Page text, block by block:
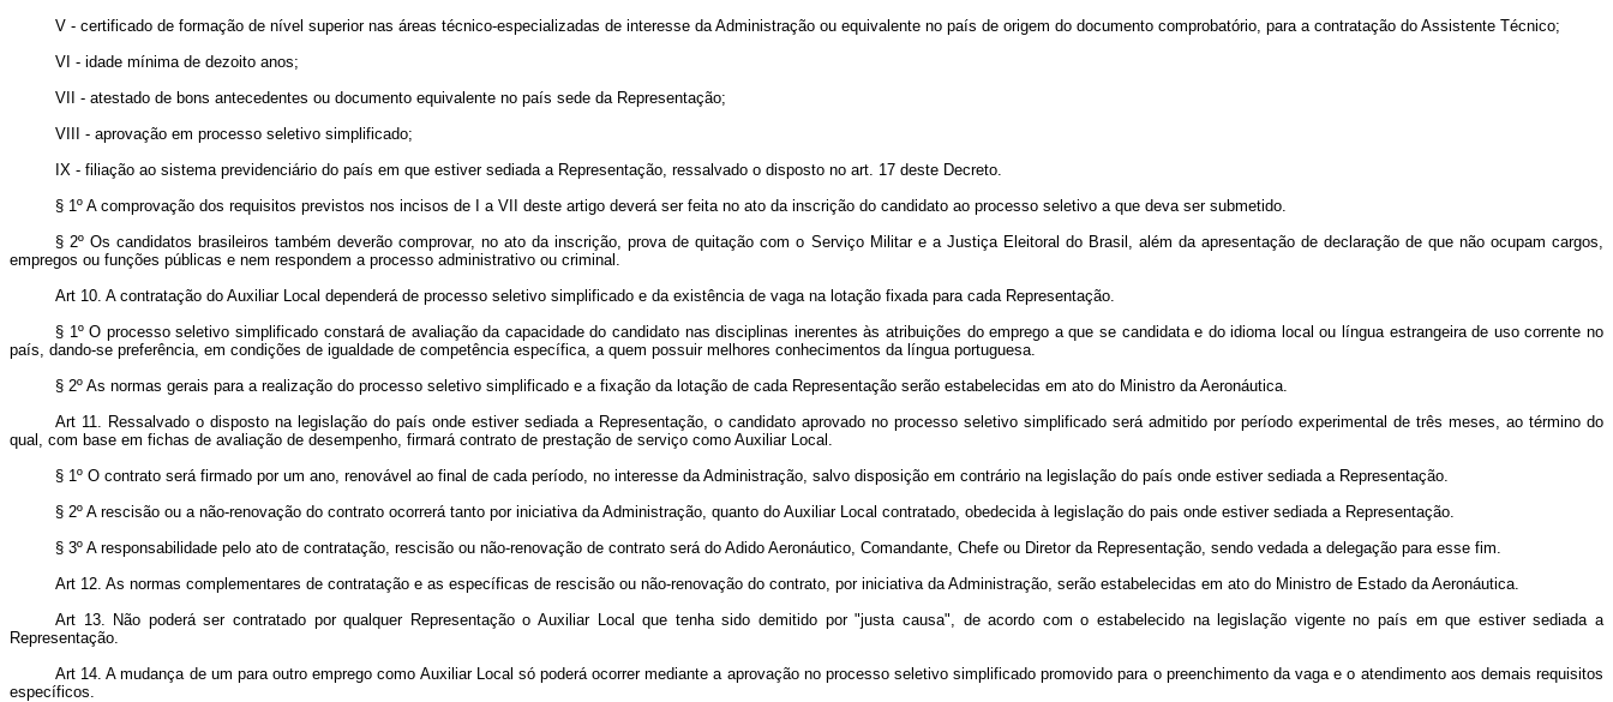
V - certificado de formação de nível superior nas áreas técnico-especializadas de interesse da Administração ou equivalente no país de origem do documento comprobatório, para a contratação do Assistente Técnico;
VI - idade mínima de dezoito anos;
VII - atestado de bons antecedentes ou documento equivalente no país sede da Representação;
VIII - aprovação em processo seletivo simplificado;
IX - filiação ao sistema previdenciário do país em que estiver sediada a Representação, ressalvado o disposto no art. 17 deste Decreto.
§ 1º A comprovação dos requisitos previstos nos incisos de I a VII deste artigo deverá ser feita no ato da inscrição do candidato ao processo seletivo a que deva ser submetido.
§ 2º Os candidatos brasileiros também deverão comprovar, no ato da inscrição, prova de quitação com o Serviço Militar e a Justiça Eleitoral do Brasil, além da apresentação de declaração de que não ocupam cargos,
empregos ou funções públicas e nem respondem a processo administrativo ou criminal.
Art 10. A contratação do Auxiliar Local dependerá de processo seletivo simplificado e da existência de vaga na lotação fixada para cada Representação.
§ 1º O processo seletivo simplificado constará de avaliação da capacidade do candidato nas disciplinas inerentes às atribuições do emprego a que se candidata e do idioma local ou língua estrangeira de uso corrente no
país, dando-se preferência, em condições de igualdade de competência específica, a quem possuir melhores conhecimentos da língua portuguesa.
§ 2º As normas gerais para a realização do processo seletivo simplificado e a fixação da lotação de cada Representação serão estabelecidas em ato do Ministro da Aeronáutica.
Art 11. Ressalvado o disposto na legislação do país onde estiver sediada a Representação, o candidato aprovado no processo seletivo simplificado será admitido por período experimental de três meses, ao término do
qual, com base em fichas de avaliação de desempenho, firmará contrato de prestação de serviço como Auxiliar Local.
§ 1º O contrato será firmado por um ano, renovável ao final de cada período, no interesse da Administração, salvo disposição em contrário na legislação do país onde estiver sediada a Representação.
§ 2º A rescisão ou a não-renovação do contrato ocorrerá tanto por iniciativa da Administração, quanto do Auxiliar Local contratado, obedecida à legislação do pais onde estiver sediada a Representação.
§ 3º A responsabilidade pelo ato de contratação, rescisão ou não-renovação de contrato será do Adido Aeronáutico, Comandante, Chefe ou Diretor da Representação, sendo vedada a delegação para esse fim.
Art 12. As normas complementares de contratação e as específicas de rescisão ou não-renovação do contrato, por iniciativa da Administração, serão estabelecidas em ato do Ministro de Estado da Aeronáutica.
Art 13. Não poderá ser contratado por qualquer Representação o Auxiliar Local que tenha sido demitido por "justa causa", de acordo com o estabelecido na legislação vigente no país em que estiver sediada a
Representação.
Art 14. A mudança de um para outro emprego como Auxiliar Local só poderá ocorrer mediante a aprovação no processo seletivo simplificado promovido para o preenchimento da vaga e o atendimento aos demais requisitos
específicos.